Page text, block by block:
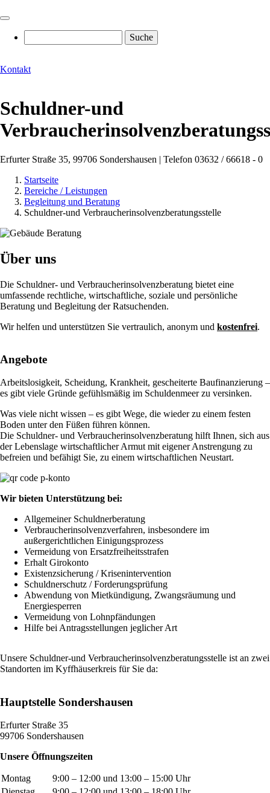
Kontakt
Schuldner-und
Erfurter Straße 35, 99706 Sondershausen | Telefon 03632 / 66618 - 0
Pfadnavigation
Startseite
Bereiche / Leistungen
Begleitung und Beratung
Schuldner-und Verbraucherinsolvenzberatungsstelle
Image
Über uns
Die Schuldner- und Verbraucherinsolvenzberatung bietet eine
umfassende rechtliche, wirtschaftliche, soziale und persönliche
Beratung und Begleitung der Ratsuchenden.
Wir helfen und unterstützen Sie vertraulich, anonym und kostenfrei.
Angebote
Arbeitslosigkeit, Scheidung, Krankheit, gescheiterte Baufinanzierung –
es gibt viele Gründe gefühlsmäßig im Schuldenmeer zu versinken.
Was viele nicht wissen – es gibt Wege, die wieder zu einem festen
Boden unter den Füßen führen können.
Die Schuldner- und Verbraucherinsolvenzberatung hilft Ihnen, sich aus
der Lebenslage wirtschaftlicher Armut mit eigener Anstrengung zu
befreien und befähigt Sie, zu einem wirtschaftlichen Neustart.
Wir bieten Unterstützung bei:
Allgemeiner Schuldnerberatung
Verbraucherinsolvenzverfahren, insbesondere im
außergerichtlichen Einigungsprozess
Vermeidung von Ersatzfreiheitsstrafen
Erhalt Girokonto
Existenzsicherung / Krisenintervention
Schuldnerschutz / Forderungsprüfung
Abwendung von Mietkündigung, Zwangsräumung und
Energiesperren
Vermeidung von Lohnpfändungen
Hilfe bei Antragsstellungen jeglicher Art
Unsere Schuldner-und Verbraucherinsolvenzberatungsstelle ist an zwei
Standorten im Kyffhäuserkreis für Sie da:
Hauptstelle Sondershausen
Erfurter Straße 35
99706 Sondershausen
Unsere Öffnungszeiten
Montag
9:00 – 12:00 und 13:00 – 15:00 Uhr